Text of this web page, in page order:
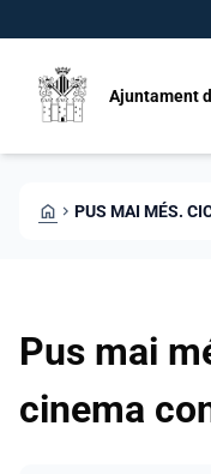
Ajuntament
HOME CHEVRON_RIGHT PUS MAI MÉS.
Pus mai
cinema